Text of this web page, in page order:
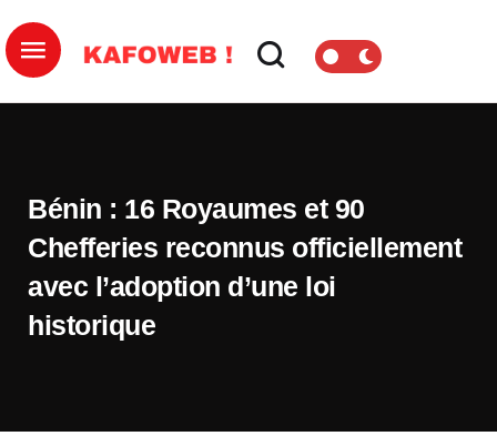
Bénin : 16 Royaumes et 90
Chefferies reconnus officiellement
avec l’adoption d’une loi
historique